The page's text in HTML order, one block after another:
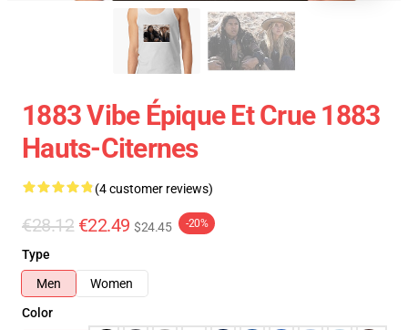
1883 Vibe Épique Et Crue 1883
Hauts-Citernes
(4 customer reviews)
€28.12 €22.49 $24.45 -20%
Type
Men
Women
Color